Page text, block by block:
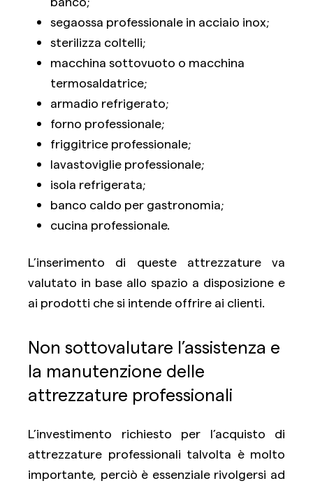
segaossa professionale in acciaio inox;
sterilizza coltelli;
macchina sottovuoto o macchina
termosaldatrice;
armadio refrigerato;
forno professionale;
friggitrice professionale;
lavastoviglie professionale;
isola refrigerata;
banco caldo per gastronomia;
cucina professionale.
L’inserimento di queste attrezzature va
valutato in base allo spazio a disposizione e
ai prodotti che si intende offrire ai clienti.
Non sottovalutare l’assistenza e
la manutenzione delle
attrezzature professionali
L’investimento richiesto per l’acquisto di
attrezzature professionali talvolta è molto
importante, perciò è essenziale rivolgersi ad